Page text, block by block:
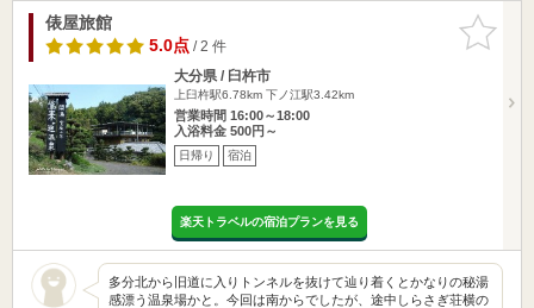
お気に入
りに追加
俵屋旅館
5.0点/ 2 件
大分県 / 臼杵市
上臼杵駅6.78km 下ノ江駅3.42km
営業時間 16:00～18:00
入浴料金 500円～
日帰り 宿泊
楽天トラベルの宿泊プランを見る
多分北から旧道に入りトンネルを抜けて辿り着くとかなりの秘湯
感漂う温泉場かと。今回は南からでしたが、途中しらさぎ荘横の